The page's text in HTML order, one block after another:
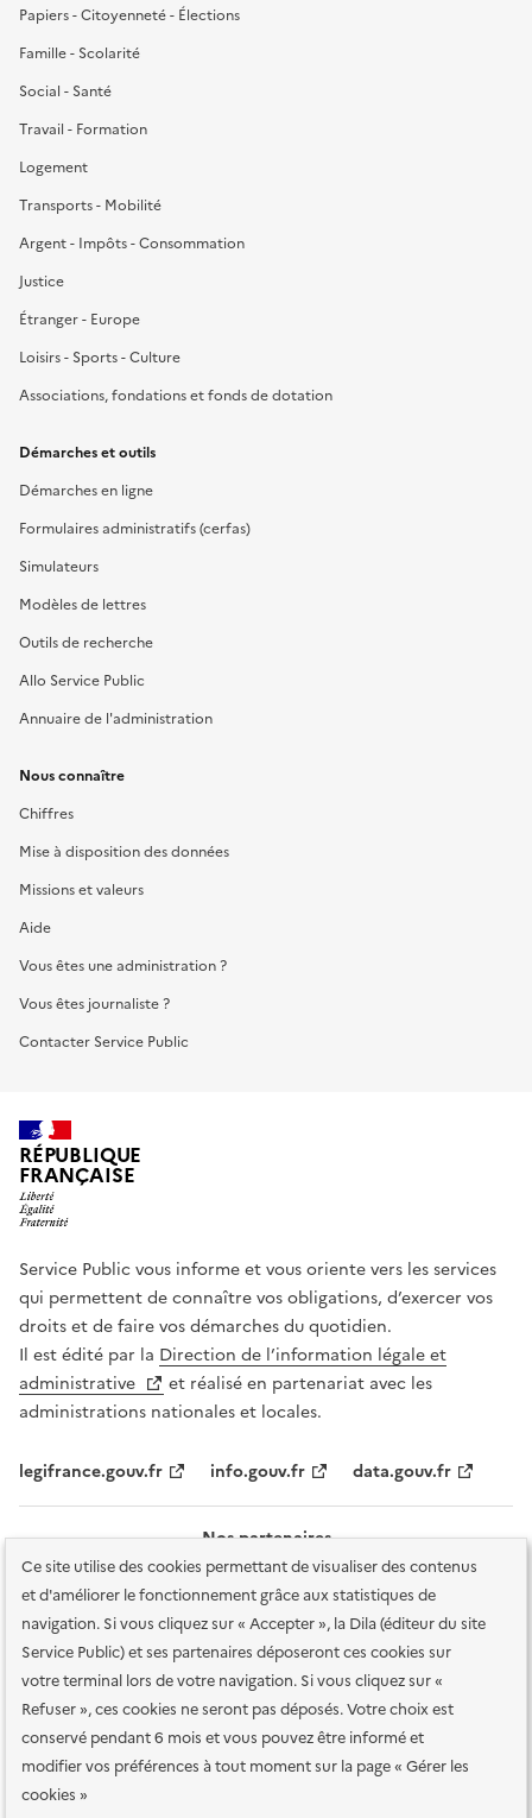
Ce site utilise des cookies permettant de visualiser des contenus
et d'améliorer le fonctionnement grâce aux statistiques de
navigation. Si vous cliquez sur « Accepter », la Dila (éditeur du site
Service Public) et ses partenaires déposeront ces cookies sur
votre terminal lors de votre navigation. Si vous cliquez sur «
Refuser », ces cookies ne seront pas déposés. Votre choix est
conservé pendant 6 mois et vous pouvez être informé et
modifier vos préférences à tout moment sur la page « Gérer les
cookies »
Papiers - Citoyenneté - Élections
Famille - Scolarité
Social - Santé
Travail - Formation
Logement
Transports - Mobilité
Argent - Impôts - Consommation
Justice
Étranger - Europe
Loisirs - Sports - Culture
Associations, fondations et fonds de dotation
Démarches et outils
Démarches en ligne
Formulaires administratifs (cerfas)
Simulateurs
Modèles de lettres
Outils de recherche
Allo Service Public
Annuaire de l'administration
Nous connaître
Chiffres
Mise à disposition des données
Missions et valeurs
Aide
Vous êtes une administration ?
Vous êtes journaliste ?
Contacter Service Public
RÉPUBLIQUE
FRANÇAISE
Service Public vous informe et vous oriente vers les services
qui permettent de connaître vos obligations, d’exercer vos
droits et de faire vos démarches du quotidien.
Il est édité par la Direction de l’information légale et
administrative
et réalisé en partenariat avec les
administrations nationales et locales.
legifrance.gouv.fr info.gouv.fr data.gouv.fr
Nos partenaires
Plan du site Accessibilité : totalement conforme
Accessibilité des
services en ligne Mentions légales Données personnelles et sécurité
Conditions générales d'utilisation Gestion des cookies